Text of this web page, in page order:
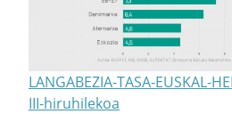
LANGABEZIA-TASA-EUSKAL-
III-hiruhilekoa